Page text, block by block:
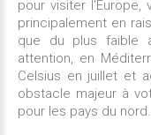
pour visiter l'Europe,
principalement en
que du plus faible
attention, en
Celsius en juillet et
obstacle majeur à
pour les pays du nord.